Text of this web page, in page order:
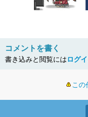
コメントを書く
書き込みと閲覧にはログ
この